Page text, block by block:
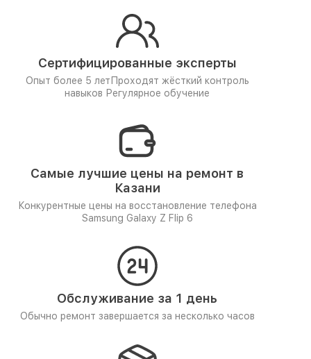
Сертифицированные эксперты
Опыт более 5 лет Проходят жёсткий контроль
навыков Регулярное обучение
Самые лучшие цены на ремонт в
Казани
Конкурентные цены на восстановление телефона
Samsung Galaxy Z Flip 6
Обслуживание за 1 день
Обычно ремонт завершается за несколько часов